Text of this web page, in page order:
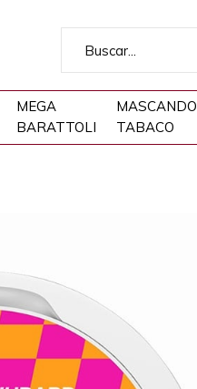
MEGA
BARATTOLI
MASCANDO
TABACO